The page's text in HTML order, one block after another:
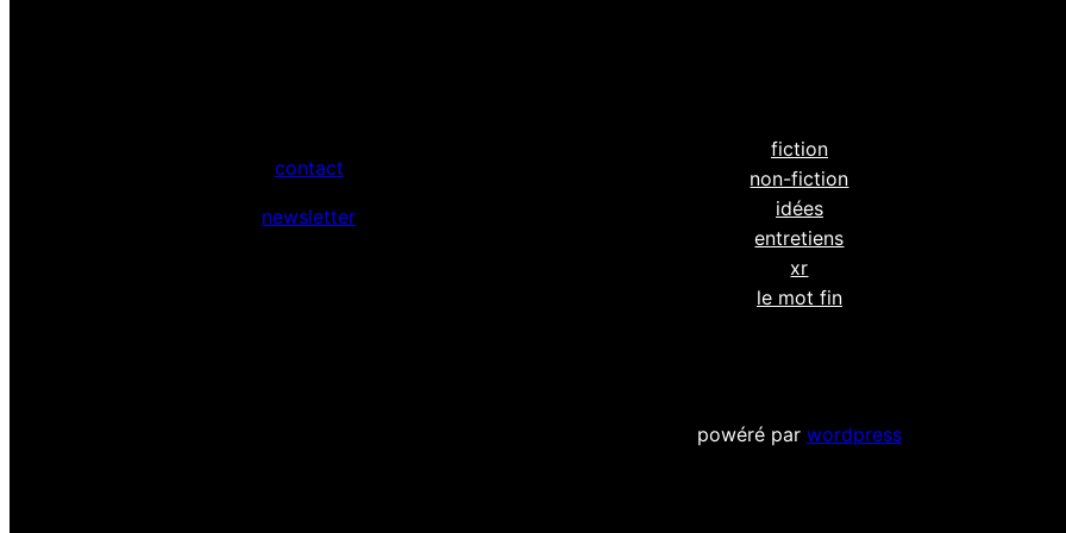
contact
newsletter
fiction
non-fiction
idées
entretiens
xr
le mot fin
powéré par wordpress